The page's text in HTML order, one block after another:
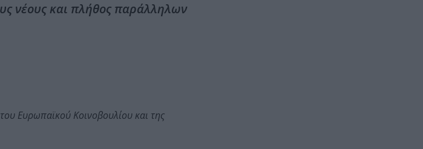
νέους και πλήθος παράλληλων
Ευρωπαϊκού Κοινοβουλίου και της